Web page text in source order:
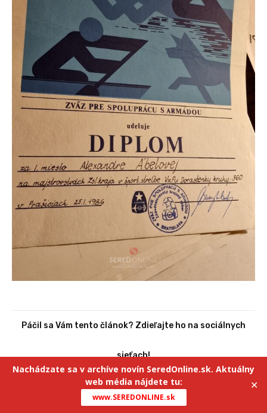
Nachádzate sa v archíve novín SeredOnline.sk. Aktuálny
web média nájdete tu:
www.SEREDONLINE.sk
✕
Páčil sa Vám tento článok? Zdieľajte ho na sociálnych
sieťach!
Facebook Twitter